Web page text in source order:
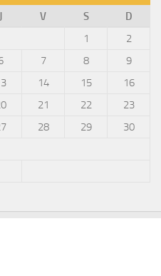
J V S D
1
2
7 8
9
14 15
16
21 22
23
28 29
30